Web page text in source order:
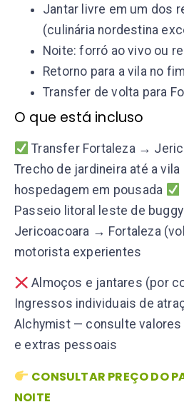
Jantar livre em um dos
(culinária nordestina
Noite: forró ao vivo ou
Retorno para a vila no
Transfer de volta para
O que está incluso
Transfer Fortaleza →
Trecho de jardineira até a vila
hospedagem em pousada
Passeio litoral leste de buggy
Jericoacoara → Fortaleza
motorista experientes
Almoços e jantares (por
Ingressos individuais de
Alchymist — consulte valores
e extras pessoais
CONSULTAR PREÇO DO
NOITE